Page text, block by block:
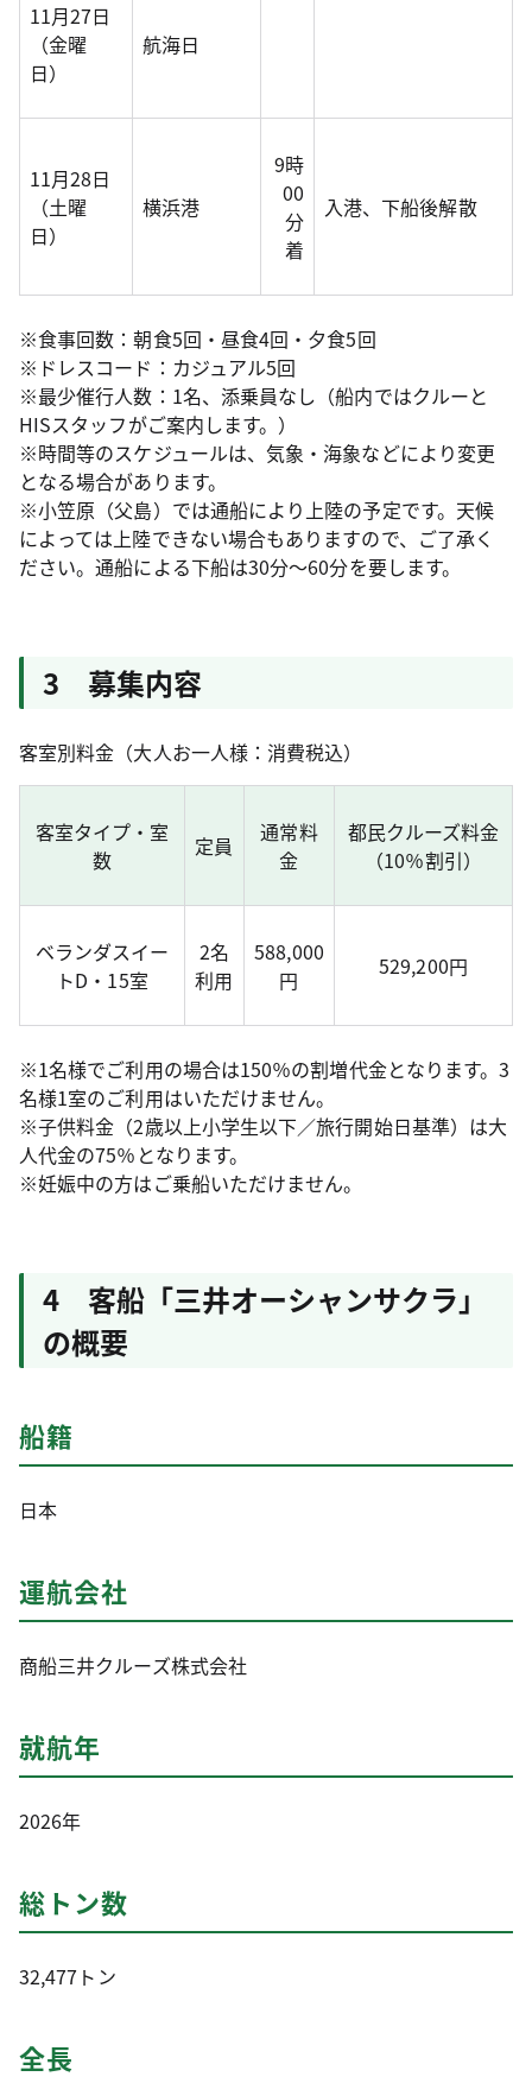
11月27日
（金曜
日）
航海日
11月28日
（土曜
日）
横浜港
9時
00
分
着
入港、下船後解散
※食事回数：朝食5回・昼食4回・夕食5回
※ドレスコード：カジュアル5回
※最少催行人数：1名、添乗員なし（船内ではクルーと
HISスタッフがご案内します。）
※時間等のスケジュールは、気象・海象などにより変更
となる場合があります。
※小笠原（父島）では通船により上陸の予定です。天候
によっては上陸できない場合もありますので、ご了承く
ださい。通船による下船は30分～60分を要します。
3 募集内容
客室別料金（大人お一人様：消費税込）
客室タイプ・室
数
定員
通常料
金
都民クルーズ料金
（10％割引）
ベランダスイー
トD・15室
2名
利用
588,000
円
529,200円
※1名様でご利用の場合は150％の割増代金となります。3
名様1室のご利用はいただけません。
※子供料金（2歳以上小学生以下／旅行開始日基準）は大
人代金の75％となります。
※妊娠中の方はご乗船いただけません。
4 客船「三井オーシャンサクラ」
の概要
船籍
日本
運航会社
商船三井クルーズ株式会社
就航年
2026年
総トン数
32,477トン
全長